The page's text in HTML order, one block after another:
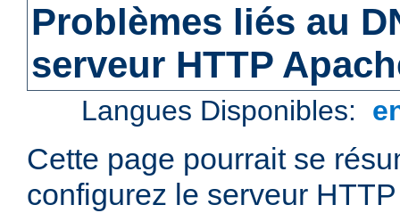
Problèmes liés au
serveur HTTP
Langues Disponibles:
Cette page pourrait se
configurez le serveur